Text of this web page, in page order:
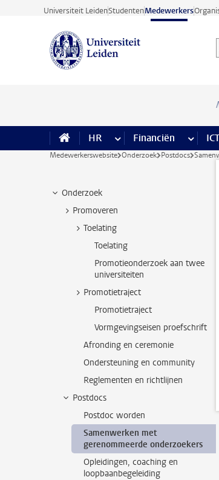
Ga direct naar de inhoud
Universiteit LeidenStudentenMedewerkers
HR meer HR pagina’s
Financiën meerICT
Medewerkerswebsite Onderzoek Postdocs
Onderzoek
Promoveren
Toelating
Toelating
Promotieonderzoek aan twee
universiteiten
Promotietraject
Promotietraject
Vormgevingseisen proefschrift
Afronding en ceremonie
Ondersteuning en community
Reglementen en richtlijnen
Postdocs
Postdoc worden
Samenwerken met
gerenommeerde onderzoekers
Opleidingen, coaching en
loopbaanbegeleiding